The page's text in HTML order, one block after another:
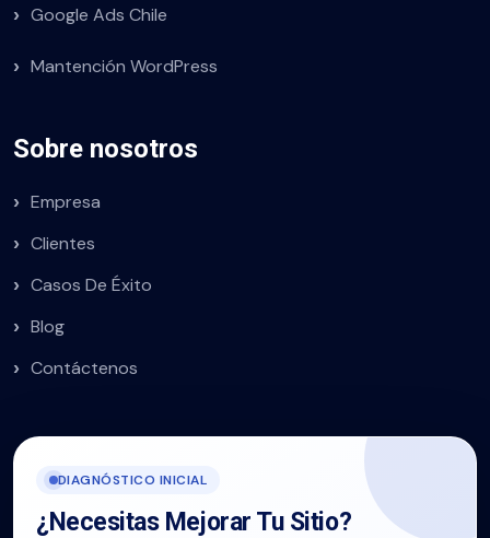
Google Ads Chile
Mantención WordPress
Sobre nosotros
Empresa
Clientes
Casos De Éxito
Blog
Contáctenos
DIAGNÓSTICO INICIAL
¿Necesitas Mejorar Tu Sitio?